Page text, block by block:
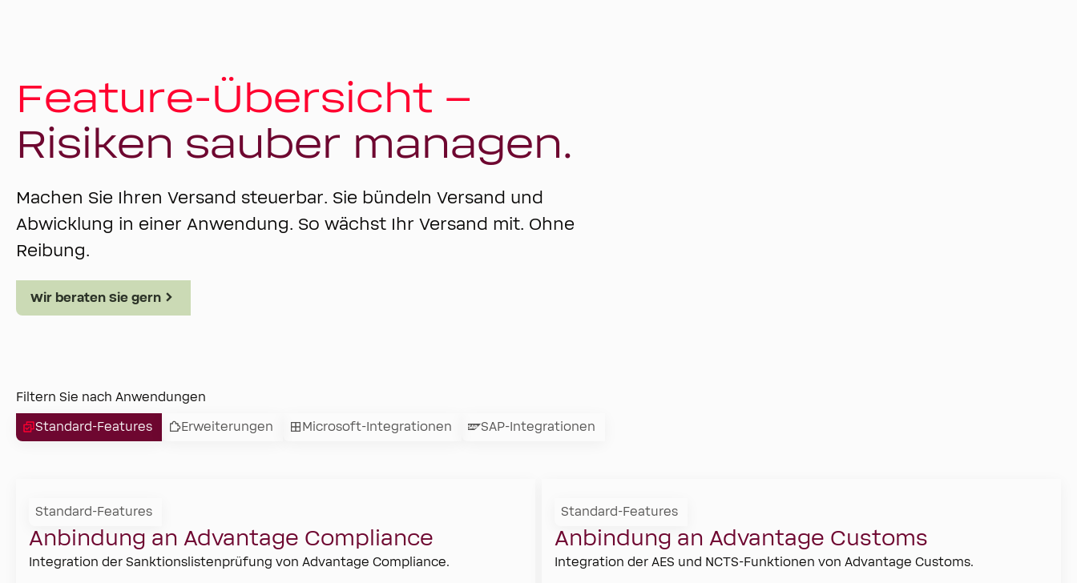
Feature-Übersicht –
Risiken sauber managen.
Machen Sie Ihren Versand steuerbar. Sie bündeln Versand und
Abwicklung in einer Anwendung. So wächst Ihr Versand mit. Ohne
Reibung.
Wir beraten Sie gern
Filtern Sie nach Anwendungen
Standard-Features Erweiterungen Microsoft-Integrationen SAP-Integrationen
Standard-Features
Anbindung an Advantage Compliance
Integration der Sanktionslistenprüfung von Advantage Compliance.
Standard-Features
Anbindung an Advantage Customs
Integration der AES und NCTS-Funktionen von Advantage Customs.